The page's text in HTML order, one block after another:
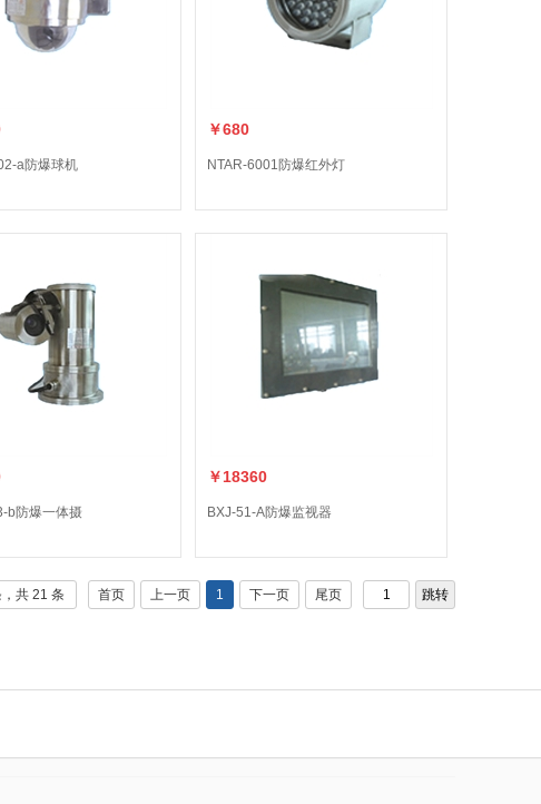
a防爆球机
￥680
NTAR-6001防爆红外灯
b防爆一体摄
￥18360
BXJ-51-A防爆监视器
共 21 条 首页 上一页 1 下一页 尾页